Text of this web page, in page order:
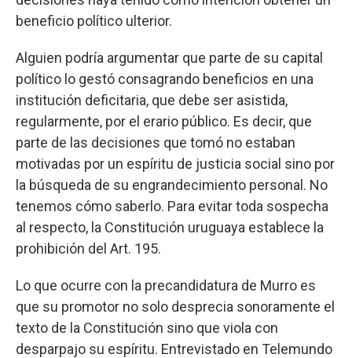
beneficio político ulterior.
Alguien podría argumentar que parte de su capital
político lo gestó consagrando beneficios en una
institución deficitaria, que debe ser asistida,
regularmente, por el erario público. Es decir, que
parte de las decisiones que tomó no estaban
motivadas por un espíritu de justicia social sino por
la búsqueda de su engrandecimiento personal. No
tenemos cómo saberlo. Para evitar toda sospecha
al respecto, la Constitución uruguaya establece la
prohibición del Art. 195.
Lo que ocurre con la precandidatura de Murro es
que su promotor no solo desprecia sonoramente el
texto de la Constitución sino que viola con
desparpajo su espíritu. Entrevistado en Telemundo